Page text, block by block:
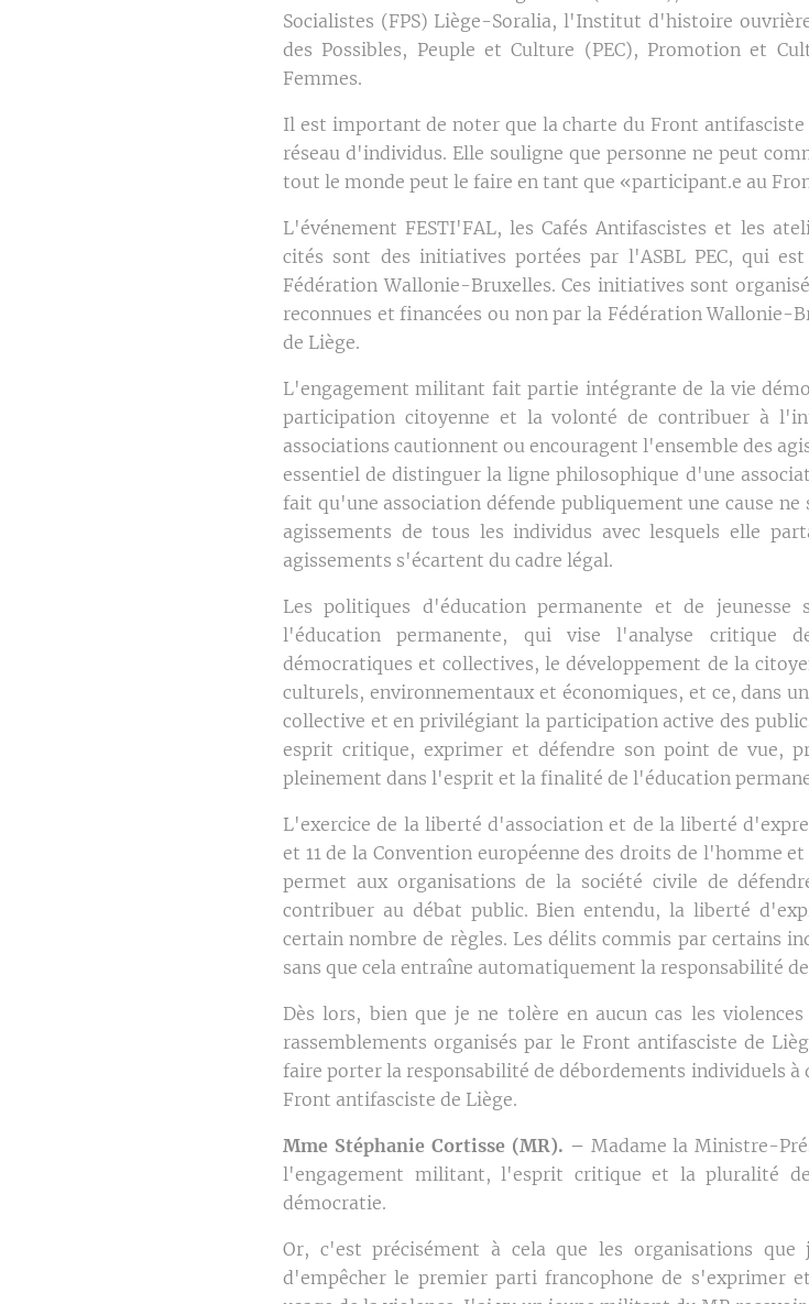
Socialistes (FPS) Liège-Soralia, l'Institut d'histoire
des Possibles, Peuple et Culture (PEC), Promotion et
Femmes.
Il est important de noter que la charte du Front
réseau d'individus. Elle souligne que personne ne peut
tout le monde peut le faire en tant que «participant.e au
L'événement FESTI'FAL, les Cafés Antifascistes et les
cités sont des initiatives portées par l'ASBL PEC, qui
Fédération Wallonie-Bruxelles. Ces initiatives sont
reconnues et financées ou non par la Fédération Wallonie-
de Liège.
L'engagement militant fait partie intégrante de la vie
participation citoyenne et la volonté de contribuer à
associations cautionnent ou encouragent l'ensemble des
essentiel de distinguer la ligne philosophique d'une
fait qu'une association défende publiquement une cause
agissements de tous les individus avec lesquels elle
agissements s'écartent du cadre légal.
Les politiques d'éducation permanente et de
l'éducation permanente, qui vise l'analyse critique
démocratiques et collectives, le développement de la
culturels, environnementaux et économiques, et ce, dans
collective et en privilégiant la participation active des
esprit critique, exprimer et défendre son point de vue,
pleinement dans l'esprit et la finalité de l'éducation
L'exercice de la liberté d'association et de la liberté
et 11 de la Convention européenne des droits de l'homme
permet aux organisations de la société civile de
contribuer au débat public. Bien entendu, la liberté
certain nombre de règles. Les délits commis par certains
sans que cela entraîne automatiquement la responsabilité
Dès lors, bien que je ne tolère en aucun cas les
rassemblements organisés par le Front antifasciste de
faire porter la responsabilité de débordements individuels à
Front antifasciste de Liège.
Mme Stéphanie Cortisse (MR). – Madame la Ministre-
l'engagement militant, l'esprit critique et la pluralité
démocratie.
Or, c'est précisément à cela que les organisations
d'empêcher le premier parti francophone de s'exprimer